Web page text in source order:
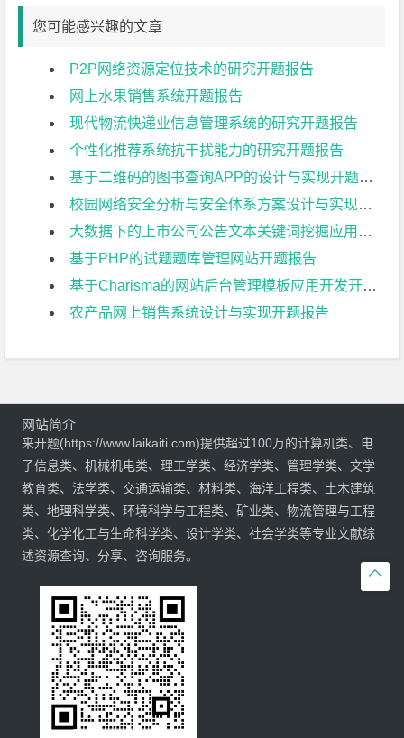
您可能感兴趣的文章
P2P网络资源定位技术的研究开题报告
网上水果销售系统开题报告
现代物流快递业信息管理系统的研究开题报告
个性化推荐系统抗干扰能力的研究开题报告
基于二维码的图书查询APP的设计与实现开题报告
校园网络安全分析与安全体系方案设计与实现开题报告
大数据下的上市公司公告文本关键词挖掘应用技术开题报告
基于PHP的试题题库管理网站开题报告
基于Charisma的网站后台管理模板应用开发开题报告
农产品网上销售系统设计与实现开题报告

网站简介
来开题(https://www.laikaiti.com)提供超过100万的计算机类、电
子信息类、机械机电类、理工学类、经济学类、管理学类、文学
教育类、法学类、交通运输类、材料类、海洋工程类、土木建筑
类、地理科学类、环境科学与工程类、矿业类、物流管理与工程
类、化学化工与生命科学类、设计学类、社会学类等专业文献综
述资源查询、分享、咨询服务。